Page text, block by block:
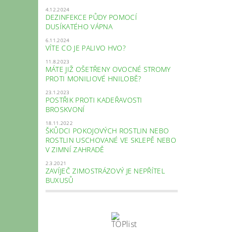
4.12.2024
DEZINFEKCE PŮDY POMOCÍ
DUSÍKATÉHO VÁPNA
6.11.2024
VÍTE CO JE PALIVO HVO?
11.8.2023
MÁTE JIŽ OŠETŘENY OVOCNÉ STROMY
PROTI MONILIOVÉ HNILOBĚ?
23.1.2023
POSTŘIK PROTI KADEŘAVOSTI
BROSKVONÍ
18.11.2022
ŠKŮDCI POKOJOVÝCH ROSTLIN NEBO
ROSTLIN USCHOVANÉ VE SKLEPĚ NEBO
V ZIMNÍ ZAHRADĚ
2.3.2021
ZAVÍJEČ ZIMOSTRÁZOVÝ JE NEPŘÍTEL
BUXUSŮ